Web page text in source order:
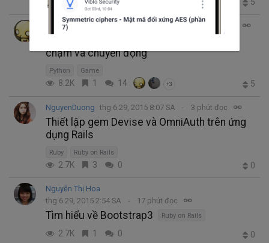
5
Nguyen Anh Tien thg 6 29, 2015 8:09 SA
chạm và chuyển động
Python Game
8.2K 1 14 +3 5
NguyenDuong thg 6 29, 2015 8:07 SA 3 phút đọc
Thiết lập gem Devise và OmniAuth trên ứng
dụng Rails
Ruby Ruby on Rails
2.7K 3 0 0
Nguyễn Thị Hoa
thg 6 29, 2015 2:54 SA
17 phút đọc
Tìm hiểu về Bootstrap3 Ruby on Rails
2.7K 1 0 0